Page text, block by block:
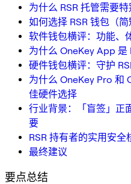
为什么 RSR 托管需要
如何选择 RSR 钱包（简
软件钱包横评：功能、
为什么 OneKey App 是
硬件钱包横评：守护
为什么 OneKey Pro 和
佳硬件选择
行业背景：「盲签」正
要
RSR 持有者的实用安全
最终建议
要点总结